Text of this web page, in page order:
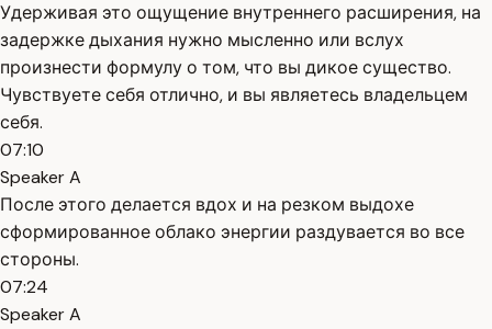
Удерживая это ощущение внутреннего расширения, на
задержке дыхания нужно мысленно или вслух
произнести формулу о том, что вы дикое существо.
Чувствуете себя отлично, и вы являетесь владельцем
себя.
07:10
Speaker A
После этого делается вдох и на резком выдохе
сформированное облако энергии раздувается во все
стороны.
07:24
Speaker A